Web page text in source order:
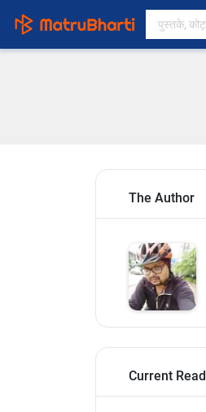
The Author
Current Read